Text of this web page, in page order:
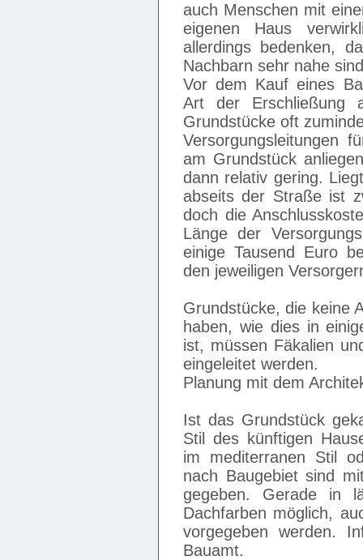
auch Menschen mit
eigenen Haus
allerdings bedenken,
Nachbarn sehr nahe
Vor dem Kauf eines
Art der Erschließung
Grundstücke oft
Versorgungsleitungen
am Grundstück
dann relativ gering.
abseits der Straße ist
doch die
Länge der
einige Tausend Euro
den jeweiligen
Grundstücke, die keine
haben, wie dies in
ist, müssen Fäkalien
eingeleitet werden.
Planung mit dem
Ist das Grundstück
Stil des künftigen
im mediterranen Stil
nach Baugebiet sind
gegeben. Gerade in
Dachfarben möglich,
vorgegeben werden.
Bauamt.